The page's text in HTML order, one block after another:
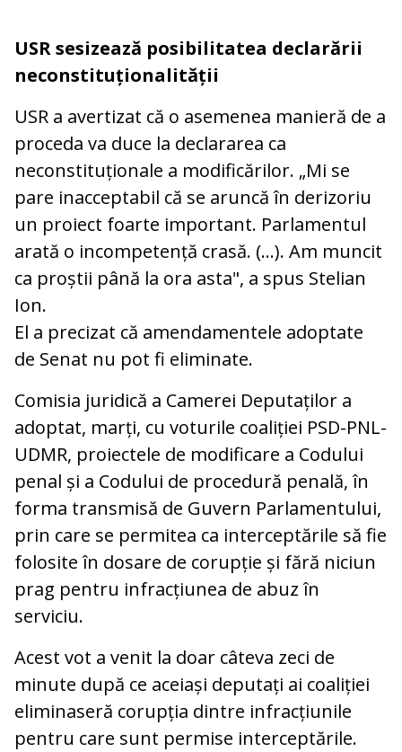
USR sesizează posibilitatea declarării
neconstituționalității
USR a avertizat că o asemenea manieră de a
proceda va duce la declararea ca
neconstituționale a modificărilor. „Mi se
pare inacceptabil că se aruncă în derizoriu
un proiect foarte important. Parlamentul
arată o incompetență crasă. (...). Am muncit
ca proștii până la ora asta", a spus Stelian
Ion.
El a precizat că amendamentele adoptate
de Senat nu pot fi eliminate.
Comisia juridică a Camerei Deputaților a
adoptat, marți, cu voturile coaliției PSD-PNL-
UDMR, proiectele de modificare a Codului
penal și a Codului de procedură penală, în
forma transmisă de Guvern Parlamentului,
prin care se permitea ca interceptările să fie
folosite în dosare de corupție și fără niciun
prag pentru infracțiunea de abuz în
serviciu.
Acest vot a venit la doar câteva zeci de
minute după ce aceiași deputați ai coaliției
eliminaseră corupția dintre infracțiunile
pentru care sunt permise interceptările.